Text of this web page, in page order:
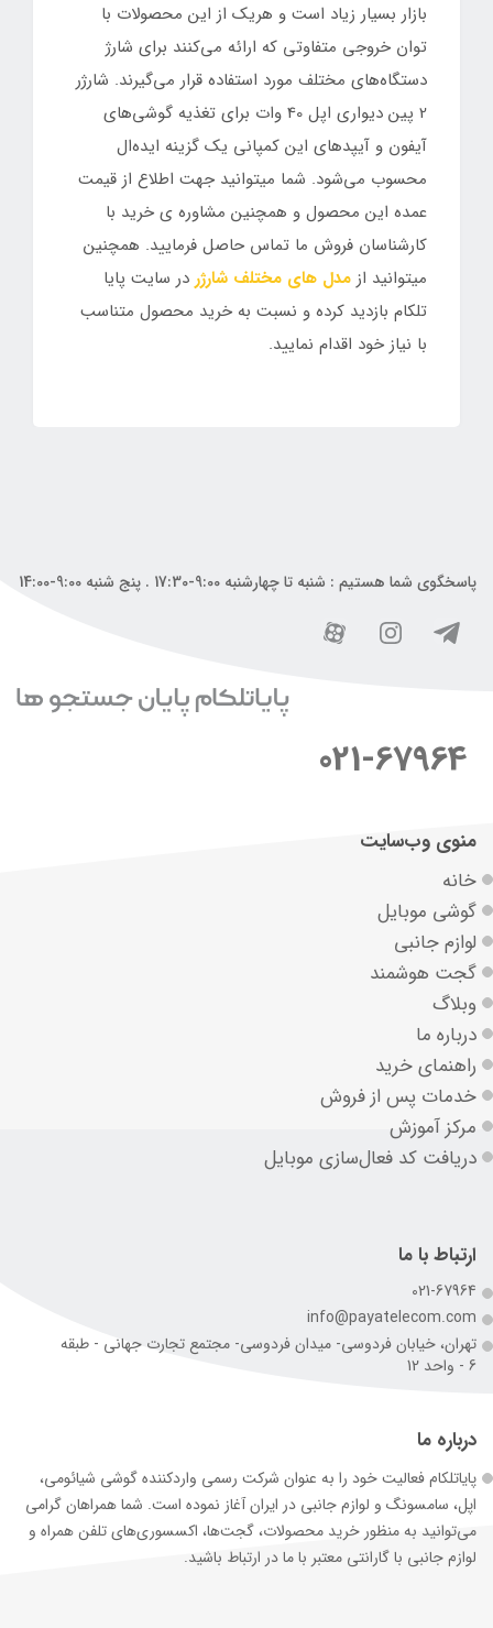
بازار بسیار زیاد است و هریک از این محصولات با
توان خروجی متفاوتی که ارائه می‌کنند برای شارژ
دستگاه‌های مختلف مورد استفاده قرار می‌گیرند. شارژر
2 پین دیواری اپل 40 وات برای تغذیه گوشی‌های
آیفون و آیپدهای این کمپانی یک گزینه ایده‌ال
محسوب می‌شود. شما میتوانید جهت اطلاع از قیمت
عمده این محصول و همچنین مشاوره ی خرید با
کارشناسان فروش ما تماس حاصل فرمایید. همچنین
میتوانید از مدل های مختلف شارژر در سایت پایا
تلکام بازدید کرده و نسبت به خرید محصول متناسب
با نیاز خود اقدام نمایید.
پاسخگوی شما هستیم : شنبه تا چهارشنبه 9:00-17:30 . پنج شنبه 9:00-14:00
021-67964
منوی وب‌سایت
خانه
گوشی موبایل
لوازم جانبی
گجت هوشمند
وبلاگ
درباره ما
راهنمای خرید
خدمات پس از فروش
مرکز آموزش
دریافت کد فعال‌سازی موبایل
ارتباط با ما
021-67964
info@payatelecom.com
تهران، خیابان فردوسی- میدان فردوسی- مجتمع تجارت جهانی - طبقه
6 - واحد 12
درباره ما
پایاتلکام فعالیت خود را به عنوان شرکت رسمی وارد‌کننده گوشی شیائومی،
اپل، سامسونگ و لوازم جانبی در ایران آغاز نموده است. شما همراهان گرامی
می‌توانید به منظور خرید محصولات، گجت‌ها، اکسسوری‌های تلفن همراه و
لوازم جانبی با گارانتی معتبر با ما در ارتباط باشید.